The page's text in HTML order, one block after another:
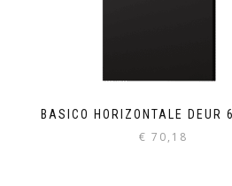
BASICO HORIZONTALE DEUR
€ 70,18